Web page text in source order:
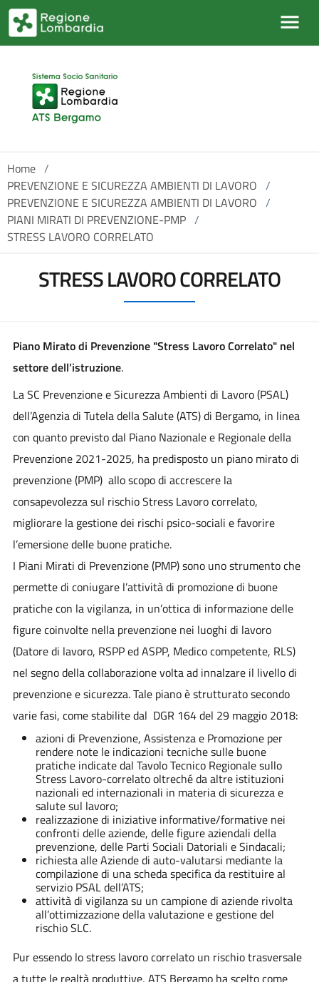
Salta al contenuto principale
Home /
PREVENZIONE E SICUREZZA AMBIENTI DI LAVORO /
PREVENZIONE E SICUREZZA AMBIENTI DI LAVORO /
PIANI MIRATI DI PREVENZIONE-PMP /
STRESS LAVORO CORRELATO
STRESS LAVORO CORRELATO
Piano Mirato di Prevenzione "Stress Lavoro Correlato" nel
settore dell’istruzione.
La SC Prevenzione e Sicurezza Ambienti di Lavoro (PSAL)
dell’Agenzia di Tutela della Salute (ATS) di Bergamo, in linea
con quanto previsto dal Piano Nazionale e Regionale della
Prevenzione 2021-2025, ha predisposto un piano mirato di
prevenzione (PMP) allo scopo di accrescere la
consapevolezza sul rischio Stress Lavoro correlato,
migliorare la gestione dei rischi psico-sociali e favorire
l’emersione delle buone pratiche.
I Piani Mirati di Prevenzione (PMP) sono uno strumento che
permette di coniugare l’attività di promozione di buone
pratiche con la vigilanza, in un’ottica di informazione delle
figure coinvolte nella prevenzione nei luoghi di lavoro
(Datore di lavoro, RSPP ed ASPP, Medico competente, RLS)
nel segno della collaborazione volta ad innalzare il livello di
prevenzione e sicurezza. Tale piano è strutturato secondo
varie fasi, come stabilite dal DGR 164 del 29 maggio 2018:
azioni di Prevenzione, Assistenza e Promozione per
rendere note le indicazioni tecniche sulle buone
pratiche indicate dal Tavolo Tecnico Regionale sullo
Stress Lavoro-correlato oltreché da altre istituzioni
nazionali ed internazionali in materia di sicurezza e
salute sul lavoro;
realizzazione di iniziative informative/formative nei
confronti delle aziende, delle figure aziendali della
prevenzione, delle Parti Sociali Datoriali e Sindacali;
richiesta alle Aziende di auto-valutarsi mediante la
compilazione di una scheda specifica da restituire al
servizio PSAL dell’ATS;
attività di vigilanza su un campione di aziende rivolta
all’ottimizzazione della valutazione e gestione del
rischio SLC.
Pur essendo lo stress lavoro correlato un rischio trasversale
a tutte le realtà produttive, ATS Bergamo ha scelto come